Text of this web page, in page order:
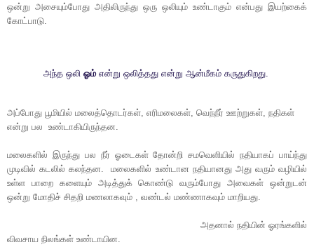
ஒன்று அசையும்போது அதிலிருந்து ஒரு ஒலியும் உண்டாகும் என்பது இயற்கைக்
கோட்பாடு.
அந்த ஒலிஓம் என்று ஒலித்தது என்று ஆன்மீகம் கருதுகிறது.
அப்போது பூமியில் மலைத்தொடர்கள், எரிமலைகள், வெந்நீர் ஊற்றுகள், நதிகள்
என்று பல உண்டாகியிருந்தன.
மலைகளில் இருந்து பல நீர் ஓடைகள் தோன்றி சமவெளியில் நதியாகப் பாய்ந்து
முடிவில் கடலில் கலந்தன. மலைகளில் உண்டான நதியானது அது வரும் வழியில்
உள்ள பாறை களையும் அடித்துக் கொண்டு வரும்போது அவைகள் ஒன்றுடன்
ஒன்று மோதிச் சிதறி மணலாகவும் , வண்டல் மண்ணாகவும் மாறியது.
அதனால் நதியின் ஓரங்களில்
விவசாய நிலங்கள் உண்டாயின.